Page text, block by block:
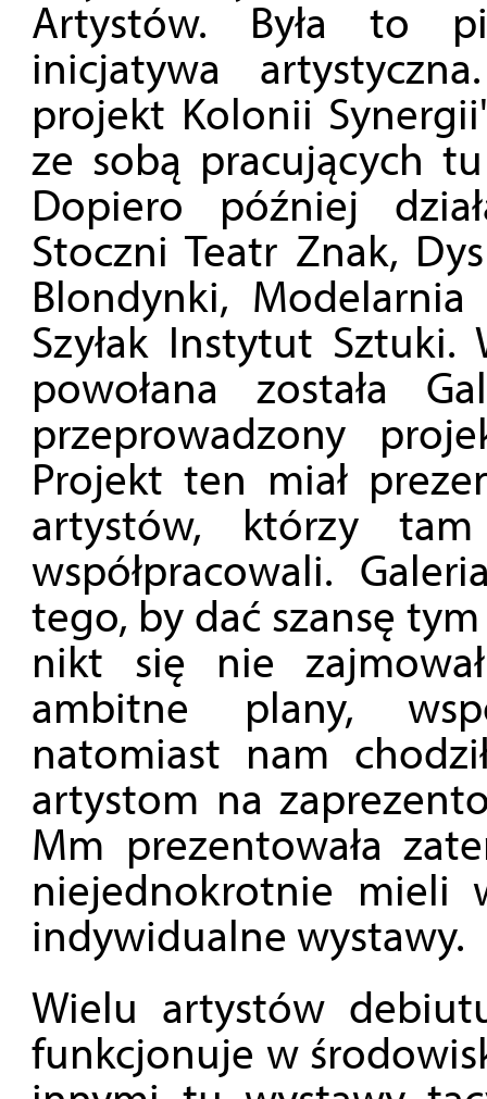
Artystów. Była to
inicjatywa
projekt Kolonii
ze sobą pracujących
Dopiero później
Stoczni Teatr Znak,
Blondynki,
Szyłak Instytut
powołana została
przeprowadzony
Projekt ten miał
artystów, którzy
współpracowali.
tego, by dać szansę
nikt się nie
ambitne plany,
natomiast nam
artystom na
Mm prezentowała
niejednokrotnie mieli
indywidualne wystawy.
Wielu artystów
funkcjonuje w